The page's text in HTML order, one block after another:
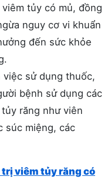
tủy có mủ, đồng
nguy cơ vi khuẩn
đến sức khỏe
việc sử dụng thuốc,
bệnh sử dụng các
răng như viên
súc miệng, các
viêm tủy răng có